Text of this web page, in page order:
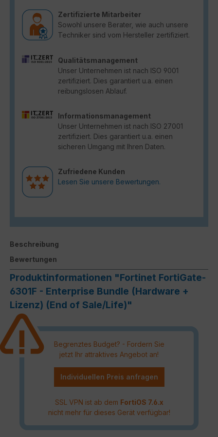
Zertifizierte Mitarbeiter
Sowohl unsere Berater, wie auch unsere
Techniker sind vom Hersteller zertifiziert.
Qualitätsmanagement
Unser Unternehmen ist nach ISO 9001
zertifiziert. Dies garantiert u.a. einen
reibungslosen Ablauf.
Informationsmanagement
Unser Unternehmen ist nach ISO 27001
zertifiziert. Dies garantiert u.a. einen
sicheren Umgang mit Ihren Daten.
Zufriedene Kunden
Lesen Sie unsere Bewertungen.
Beschreibung
Bewertungen
Produktinformationen "Fortinet FortiGate-
6301F - Enterprise Bundle (Hardware +
Lizenz) (End of Sale/Life)"
Begrenztes Budget? - Fordern Sie
jetzt Ihr attraktives Angebot an!
Individuellen Preis anfragen
SSL VPN ist ab dem FortiOS 7.6.x
nicht mehr für dieses Gerät verfügbar!